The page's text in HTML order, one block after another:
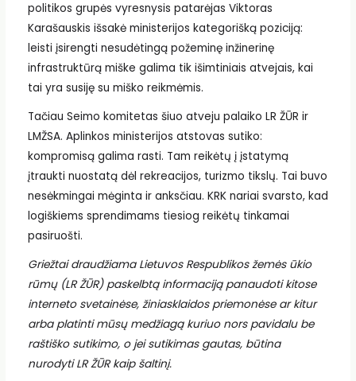
politikos grupės vyresnysis patarėjas Viktoras
Karašauskis išsakė ministerijos kategorišką poziciją:
leisti įsirengti nesudėtingą požeminę inžinerinę
infrastruktūrą miške galima tik išimtiniais atvejais, kai
tai yra susiję su miško reikmėmis.
Tačiau Seimo komitetas šiuo atveju palaiko LR ŽŪR ir
LMŽSA. Aplinkos ministerijos atstovas sutiko:
kompromisą galima rasti. Tam reikėtų į įstatymą
įtraukti nuostatą dėl rekreacijos, turizmo tikslų. Tai buvo
nesėkmingai mėginta ir anksčiau. KRK nariai svarsto, kad
logiškiems sprendimams tiesiog reikėtų tinkamai
pasiruošti.
Griežtai draudžiama Lietuvos Respublikos žemės ūkio
rūmų (LR ŽŪR) paskelbtą informaciją panaudoti kitose
interneto svetainėse, žiniasklaidos priemonėse ar kitur
arba platinti mūsų medžiagą kuriuo nors pavidalu be
raštiško sutikimo, o jei sutikimas gautas, būtina
nurodyti LR ŽŪR kaip šaltinį.